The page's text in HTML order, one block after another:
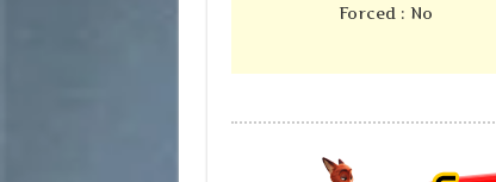
Forced : No